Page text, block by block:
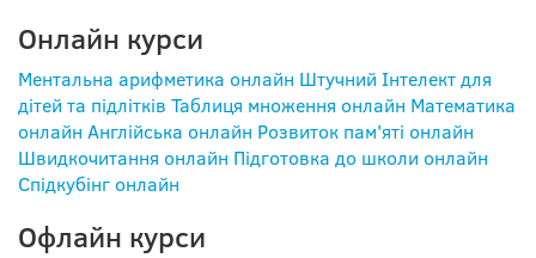
Онлайн курси
Ментальна арифметика онлайн Штучний Інтелект для
дітей та підлітків Таблиця множення онлайн Математика
онлайн Англійська онлайн Розвиток пам'яті онлайн
Швидкочитання онлайн Підготовка до школи онлайн
Спідкубінг онлайн
Офлайн курси